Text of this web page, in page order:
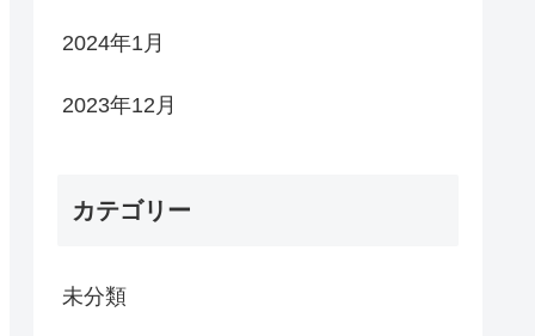
2024年1月
2023年12月
カテゴリー
未分類